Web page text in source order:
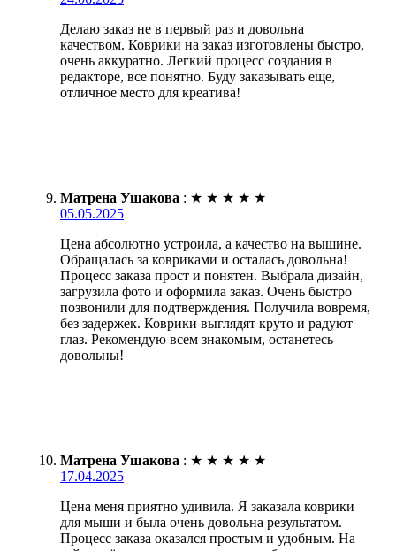
Делаю заказ не в первый раз и довольна
качеством. Коврики на заказ изготовлены быстро,
очень аккуратно. Легкий процесс создания в
редакторе, все понятно. Буду заказывать еще,
отличное место для креатива!
Матрена Ушакова : ★ ★ ★ ★ ★
05.05.2025
Цена абсолютно устроила, а качество на вышине.
Обращалась за ковриками и осталась довольна!
Процесс заказа прост и понятен. Выбрала дизайн,
загрузила фото и оформила заказ. Очень быстро
позвонили для подтверждения. Получила вовремя,
без задержек. Коврики выглядят круто и радуют
глаз. Рекомендую всем знакомым, останетесь
довольны!
Матрена Ушакова : ★ ★ ★ ★ ★
17.04.2025
Цена меня приятно удивила. Я заказала коврики
для мыши и была очень довольна результатом.
Процесс заказа оказался простым и удобным. На